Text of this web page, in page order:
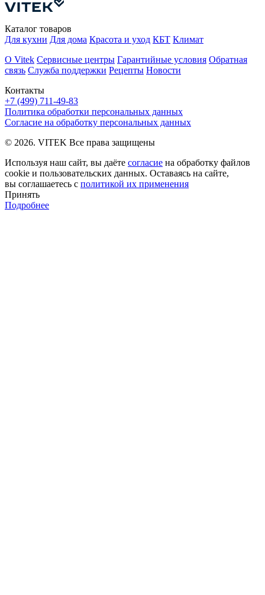
Контакты
+7 (499) 711-49-83
Каталог товаров
Для кухни Для дома Красота и уход КБТ Климат
О Vitek Сервисные центры Гарантийные условия Обратная
связь Служба поддержки Рецепты Новости
Политика обработки персональных данных
Согласие на обработку персональных данных
© 2026. VITEK Все права защищены
Используя наш сайт, вы даёте согласие на обработку файлов
cookie и пользовательских данных. Оставаясь на сайте,
вы соглашаетесь с политикой их применения
Принять
Подробнее